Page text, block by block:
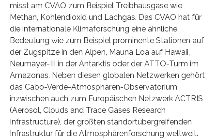
misst am CVAO zum Beispiel Treibhausgase wie
Methan, Kohlendioxid und Lachgas. Das CVAO hat für
die internationale Klimaforschung eine ähnliche
Bedeutung wie zum Beispiel prominente Stationen auf
der Zugspitze in den Alpen, Mauna Loa auf Hawaii,
Neumayer-III in der Antarktis oder der ATTO-Turm im
Amazonas. Neben diesen globalen Netzwerken gehört
das Cabo-Verde-Atmosphären-Observatorium
inzwischen auch zum Europäischen Netzwerk ACTRIS
(Aerosol, Clouds and Trace Gases Research
Infrastructure), der größten standortübergreifenden
Infrastruktur für die Atmosphärenforschung weltweit.